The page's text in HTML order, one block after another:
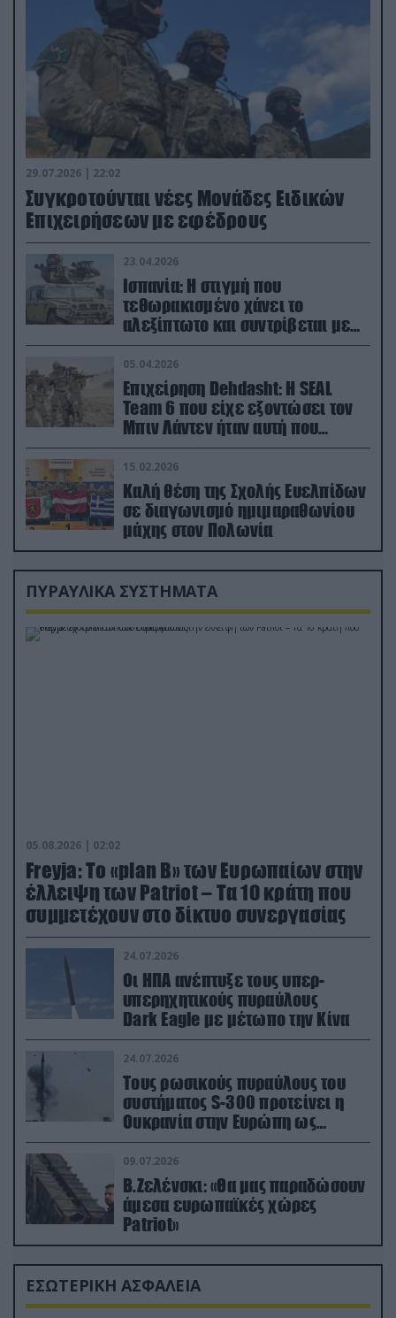
29.07.2026 | 22:02
Συγκροτούνται νέες Μονάδες Ειδικών
Επιχειρήσεων με εφέδρους
23.04.2026
Ισπανία: Η στιγμή που
τεθωρακισμένο χάνει το
αλεξίπτωτο και συντρίβεται με
ορμή στο έδαφος (βίντεο)
05.04.2026
Επιχείρηση Dehdasht: Η SEAL
Team 6 που είχε εξοντώσει τον
Μπιν Λάντεν ήταν αυτή που
διέσωσε τον πιλότο του F-15
15.02.2026
Καλή θέση της Σχολής Ευελπίδων
σε διαγωνισμό ημιμαραθωνίου
μάχης στον Πολωνία
ΠΥΡΑΥΛΙΚΑ ΣΥΣΤΗΜΑΤΑ
05.08.2026 | 02:02
Freyja: Το «plan Β» των Ευρωπαίων στην
έλλειψη των Patriot – Τα 10 κράτη που
συμμετέχουν στο δίκτυο συνεργασίας
24.07.2026
Οι ΗΠΑ ανέπτυξε τους υπερ-
υπερηχητικούς πυραύλους
Dark Eagle με μέτωπο την Κίνα
24.07.2026
Τους ρωσικούς πυραύλους του
συστήματος S-300 προτείνει η
Ουκρανία στην Ευρώπη ως
αντιβαλλιστικό σύστημα
09.07.2026
Β.Ζελένσκι: «Θα μας παραδώσουν
άμεσα ευρωπαϊκές χώρες
Patriot»
ΕΣΩΤΕΡΙΚΗ ΑΣΦΑΛΕΙΑ